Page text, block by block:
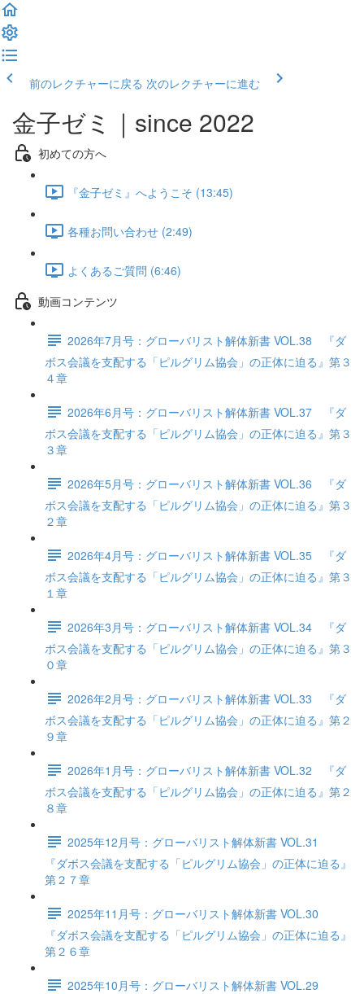
前のレクチャーに戻る 次のレクチャーに進む
金子ゼミ｜since 2022
初めての方へ
『金子ゼミ』へようこそ (13:45)
各種お問い合わせ (2:49)
よくあるご質問 (6:46)
動画コンテンツ
2026年7月号：グローバリスト解体新書 VOL.38 『ダ
ボス会議を支配する「ピルグリム協会」の正体に迫る』第３
４章
2026年6月号：グローバリスト解体新書 VOL.37 『ダ
ボス会議を支配する「ピルグリム協会」の正体に迫る』第３
３章
2026年5月号：グローバリスト解体新書 VOL.36 『ダ
ボス会議を支配する「ピルグリム協会」の正体に迫る』第３
２章
2026年4月号：グローバリスト解体新書 VOL.35 『ダ
ボス会議を支配する「ピルグリム協会」の正体に迫る』第３
１章
2026年3月号：グローバリスト解体新書 VOL.34 『ダ
ボス会議を支配する「ピルグリム協会」の正体に迫る』第３
０章
2026年2月号：グローバリスト解体新書 VOL.33 『ダ
ボス会議を支配する「ピルグリム協会」の正体に迫る』第２
９章
2026年1月号：グローバリスト解体新書 VOL.32 『ダ
ボス会議を支配する「ピルグリム協会」の正体に迫る』第２
８章
2025年12月号：グローバリスト解体新書 VOL.31
『ダボス会議を支配する「ピルグリム協会」の正体に迫る』
第２７章
2025年11月号：グローバリスト解体新書 VOL.30
『ダボス会議を支配する「ピルグリム協会」の正体に迫る』
第２６章
2025年10月号：グローバリスト解体新書 VOL.29